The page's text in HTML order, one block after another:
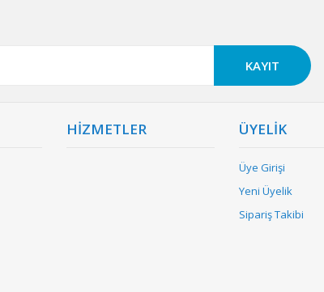
KAYIT
HİZMETLER ÜYELİK
Üye Girişi
Yeni Üyelik
Sipariş Takibi